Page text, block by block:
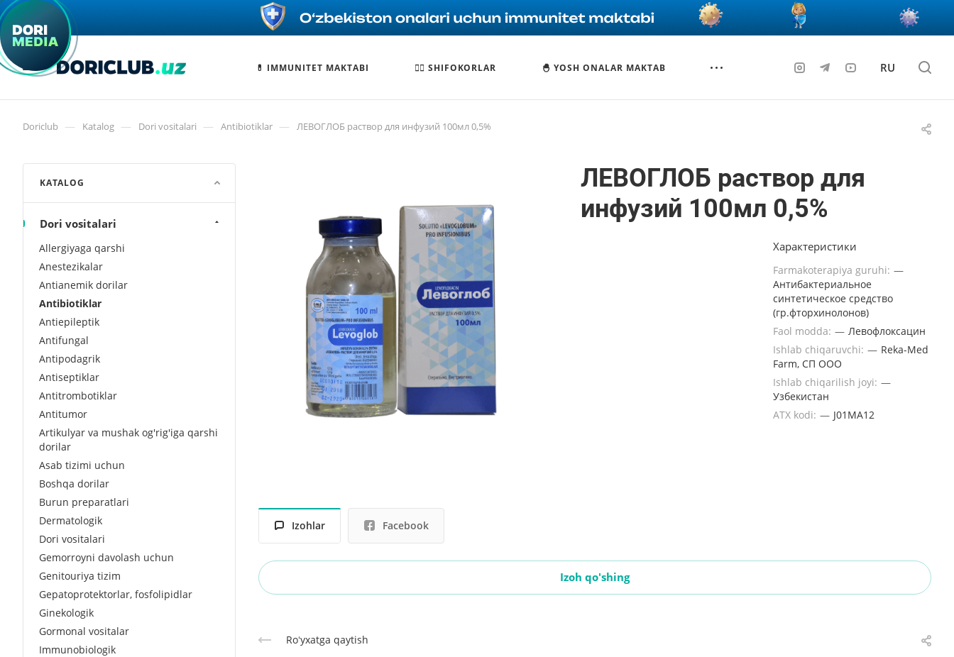
💊 IMMUNITET MAKTABI 🧑‍⚕️ SHIFOKORLAR 🐣 YOSH ONALAR MAKTAB RU
Doriclub — Katalog — Dori vositalari — Antibiotiklar — ЛЕВОГЛОБ раствор для инфузий 100мл 0,5%
ЛЕВОГЛОБ раствор для
инфузий 100мл 0,5%
Характеристики
Farmakoterapiya guruhi: —
Антибактериальное
синтетическое средство
(гр.фторхинолонов)
Faol modda: — Левофлоксацин
Ishlab chiqaruvchi: — Reka-Med
Farm, СП ООО
Ishlab chiqarilish joyi: —
Узбекистан
ATX kodi: — J01MA12
Izohlar Facebook
Izoh qo'shing
Roʻyxatga qaytish
KATALOG
Dori vositalari
Allergiyaga qarshi
Anestezikalar
Antianemik dorilar
Antibiotiklar
Antiepileptik
Antifungal
Antipodagrik
Antiseptiklar
Antitrombotiklar
Antitumor
Artikulyar va mushak og'rig'iga qarshi
dorilar
Asab tizimi uchun
Boshqa dorilar
Burun preparatlari
Dermatologik
Dori vositalari
Gemorroyni davolash uchun
Genitouriya tizim
Gepatoprotektorlar, fosfolipidlar
Ginekologik
Gormonal vositalar
Immunobiologik